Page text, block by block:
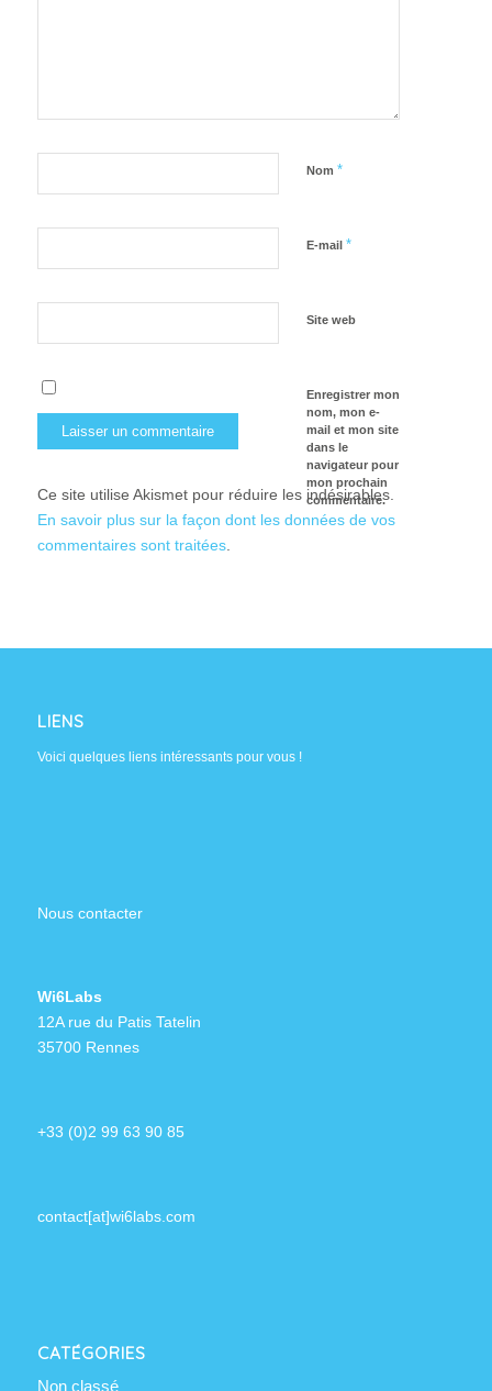
Nom *
E-mail *
Site web
Enregistrer mon
nom, mon e-
mail et mon site
dans le
navigateur pour
mon prochain
commentaire.
Ce site utilise Akismet pour réduire les indésirables.
En savoir plus sur la façon dont les données de vos
commentaires sont traitées.
LIENS
Voici quelques liens intéressants pour vous !
Nous contacter
Wi6Labs
12A rue du Patis Tatelin
35700 Rennes
+33 (0)2 99 63 90 85
contact[at]wi6labs.com
CATÉGORIES
Non classé